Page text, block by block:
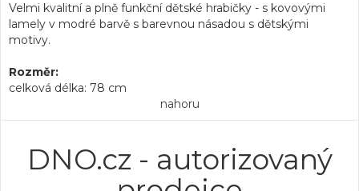
Velmi kvalitní a plně funkční dětské hrabičky - s kovovými
lamely v modré barvě s barevnou násadou s dětskými
motivy.
Rozměr:
celková délka: 78 cm
nahoru
DNO.cz - autorizovaný